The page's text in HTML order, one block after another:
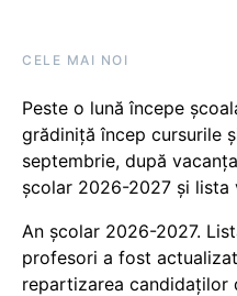
CELE MAI NOI
Peste o lună începe
grădiniță încep cursurile
septembrie, după
școlar 2026-2027 și lista
An școlar 2026-2027.
profesori a fost
repartizarea candidaților